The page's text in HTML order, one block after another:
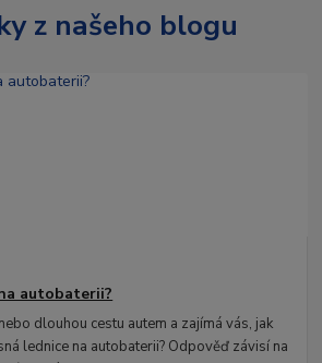
z našeho blogu
autobaterii?
dlouhou cestu autem a zajímá vás, jak
lednice na autobaterii? Odpověď závisí na